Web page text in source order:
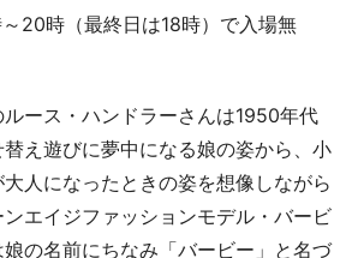
20時（最終日は18時）で入場無
ース・ハンドラーさんは1950年代
え遊びに夢中になる娘の姿から、小
人になったときの姿を想像しながら
エイジファッションモデル・バービ
の名前にちなみ「バービー」と名づ